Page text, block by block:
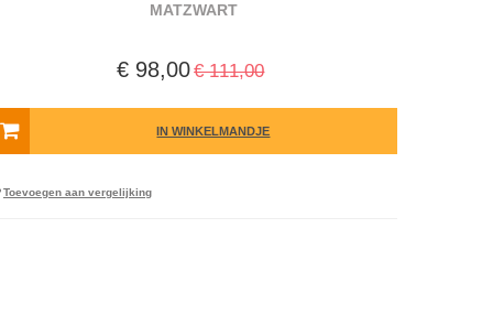
MATZWART
€ 98,00€ 111,00
IN WINKELMANDJE
Toevoegen aan vergelijking